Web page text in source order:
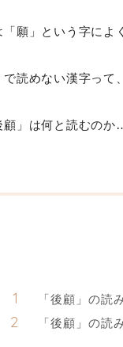
「願」という字に
読めない漢字って
顧」は何と読むの
「後顧」の読
「後顧」の読